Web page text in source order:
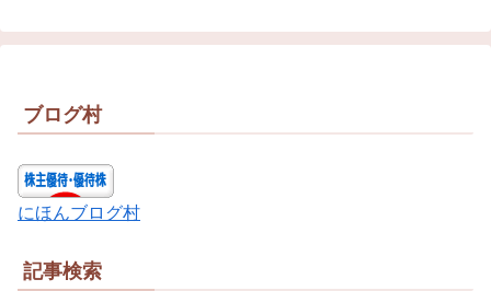
ブログ村
にほんブログ村
記事検索